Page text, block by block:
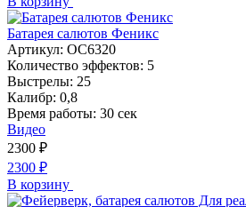
Батарея салютов Феникс
Артикул: ОС6320
Количество эффектов: 5
Выстрелы: 25
Калибр: 0,8
Время работы: 30 сек
Видео
2300 ₽
2300 ₽
В корзину